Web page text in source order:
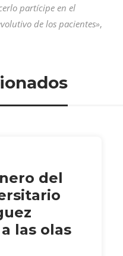
partícipe en el
de los pacientes»,
del
las olas